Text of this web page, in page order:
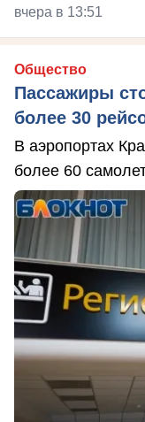
вчера в 13:51
Общество
Пассажиры
более 30
В аэропортах
более 60